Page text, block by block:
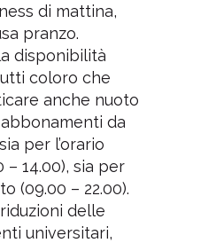
di mattina,
pranzo.
disponibilità
coloro che
anche nuoto
da
per l’orario
14.00), sia per
(09.00 – 22.00).
delle
universitari,